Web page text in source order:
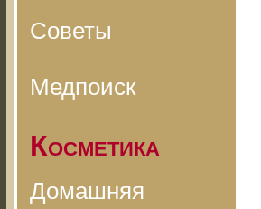
Советы
Медпоиск
Косметика
Домашняя